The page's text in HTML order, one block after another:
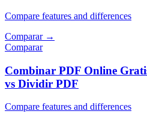
Compare features and differences
Comparar→
Comparar
Combinar PDF Online
vs Dividir PDF
Compare features and differences